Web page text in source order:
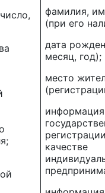
фамилия,
(при его
дата
месяц, год);
место
качестве